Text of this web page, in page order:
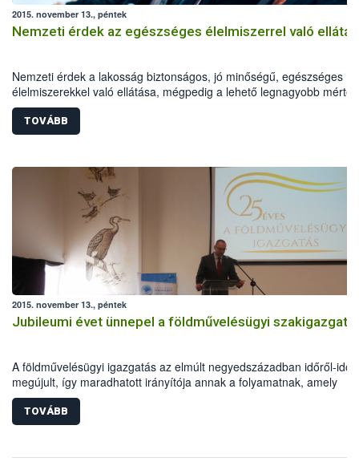
2015. november 13., péntek
Nemzeti érdek az egészséges élelmiszerrel való ellátás
Nemzeti érdek a lakosság biztonságos, jó minőségű, egészséges
élelmiszerekkel való ellátása, mégpedig a lehető legnagyobb
hazai forrásból - mondta a Földművelésügyi Minisztérium (FM)
élelmiszerlánc-felügyeletért felelős államtitkára pénteken a Magyar
Állatorvosok Világszervezete és a Magyar Országos Állatorvos
TOVÁBB
2015. november 13., péntek
Jubileumi évet ünnepel a földművelésügyi
A földművelésügyi igazgatás az elmúlt negyedszázadban időről-
megújult, így maradhatott irányítója annak a folyamatnak, amely
reményeim szerint egy erősebb, saját jövőjében bízni és érte tenni
magyar vidék felé vezet – fogalmazott Zsigó Róbert a
hivatalok fennállásának 25 évéről megemlékező jubileumi
TOVÁBB